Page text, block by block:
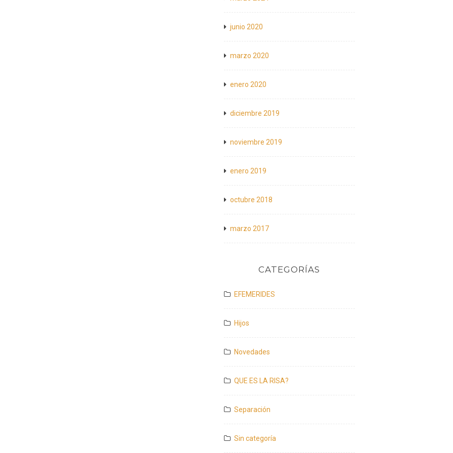
junio 2020
marzo 2020
enero 2020
diciembre 2019
noviembre 2019
enero 2019
octubre 2018
marzo 2017
CATEGORÍAS
EFEMERIDES
Hijos
Novedades
QUE ES LA RISA?
Separación
Sin categoría